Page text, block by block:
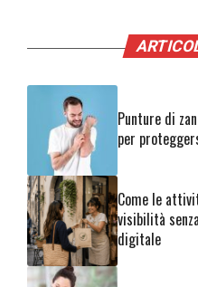
Punture di
per
Come le
visibilità
digitale